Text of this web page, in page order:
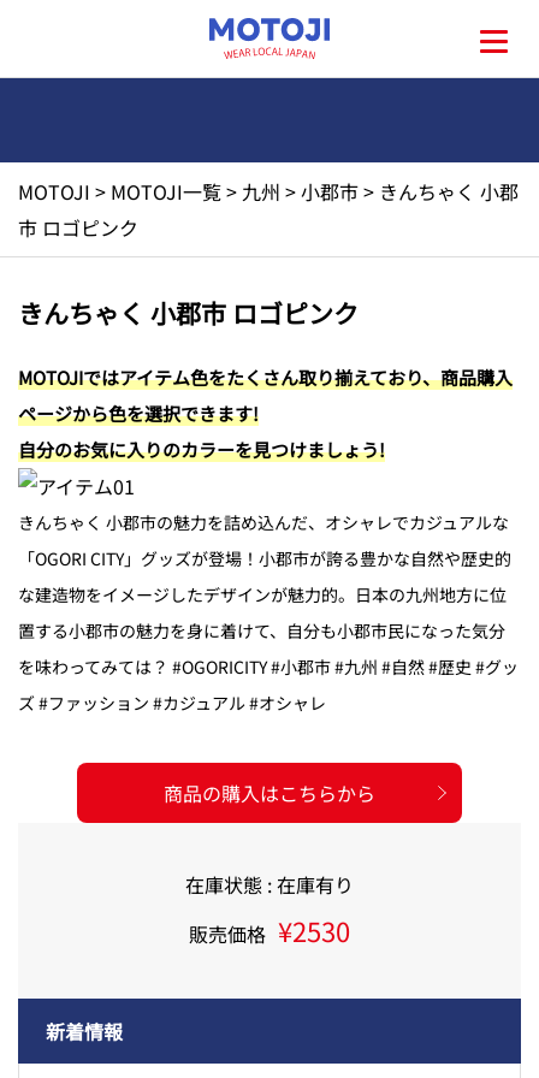
地元一覧
お問い合わせ
MOTOJI > MOTOJI一覧> 九州 >小郡市> きんちゃく 小郡
市 ロゴピンク
新着情報
きんちゃく 小郡市 ロゴピンク
MOTOJIではアイテム色をたくさん取り揃えており、商品購入
ページから色を選択できます!
自分のお気に入りのカラーを見つけましょう!
きんちゃく 小郡市の魅力を詰め込んだ、オシャレでカジュアルな
「OGORI CITY」グッズが登場！小郡市が誇る豊かな自然や歴史的
な建造物をイメージしたデザインが魅力的。日本の九州地方に位
置する小郡市の魅力を身に着けて、自分も小郡市民になった気分
を味わってみては？ #OGORICITY #小郡市 #九州 #自然 #歴史 #グッ
ズ #ファッション #カジュアル #オシャレ
商品の購入はこちらから
在庫状態 : 在庫有り
販売価格 ¥2530